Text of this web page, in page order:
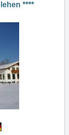
****